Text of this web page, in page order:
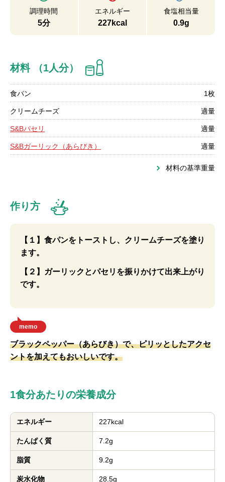
調理時間
5分
エネルギー
227kcal
食塩相当量
0.9g
材料 （1人分）
食パン 1枚
クリームチーズ 適量
S&Bパセリ 適量
S&Bガーリック（あらびき） 適量
材料の基準重量
作り方
【１】食パンをトーストし、クリームチーズを塗り
ます。
【２】ガーリックとパセリを振りかけて出来上がり
です。
memo
ブラックペッパー（あらびき）で、ピリッとしたアクセ
ントを加えてもおいしいです。
1食分あたりの栄養成分
エネルギー 227kcal
たんぱく質 7.2g
脂質 9.2g
炭水化物 28.5g